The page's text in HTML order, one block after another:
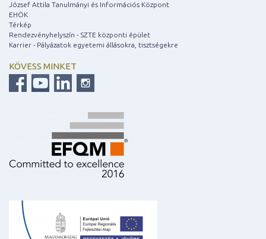
József Attila Tanulmányi és Információs Központ
EHÖK
Térkép
Rendezvényhelyszín - SZTE központi épület
Karrier - Pályázatok egyetemi állásokra, tisztségekre
KÖVESS MINKET